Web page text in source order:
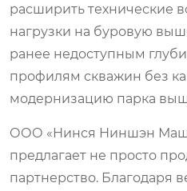
расширить технические
нагрузки на буровую
ранее недоступным
профилям скважин без
модернизацию парка
ООО «Нинся Ниншэн
предлагает не просто
партнерство. Благодаря